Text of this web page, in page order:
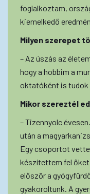
foglalkoztam,
kiemelkedő
Milyen szerepet
– Az úszás az
hogy a hobbim a
oktatóként is tudok
Mikor szereztél
– Tizennyolc
után a
Egy csoportot
készítettem fel
először a
gyakoroltunk. A